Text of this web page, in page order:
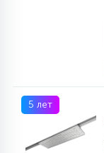
5 лет